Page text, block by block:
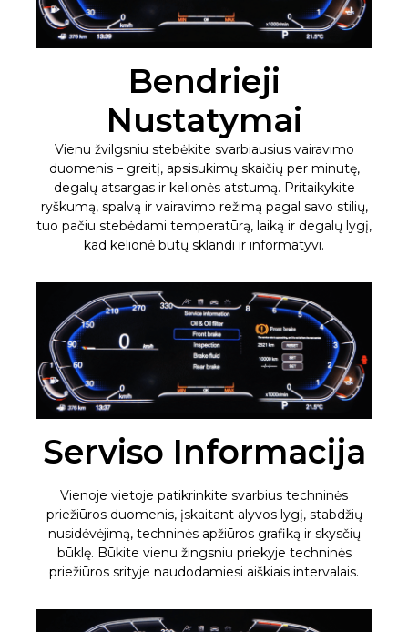
Bendrieji
Nustatymai
Vienu žvilgsniu stebėkite svarbiausius vairavimo
duomenis – greitį, apsisukimų skaičių per minutę,
degalų atsargas ir kelionės atstumą. Pritaikykite
ryškumą, spalvą ir vairavimo režimą pagal savo stilių,
tuo pačiu stebėdami temperatūrą, laiką ir degalų lygį,
kad kelionė būtų sklandi ir informatyvi.
Serviso Informacija
Vienoje vietoje patikrinkite svarbius techninės
priežiūros duomenis, įskaitant alyvos lygį, stabdžių
nusidėvėjimą, techninės apžiūros grafiką ir skysčių
būklę. Būkite vienu žingsniu priekyje techninės
priežiūros srityje naudodamiesi aiškiais intervalais.